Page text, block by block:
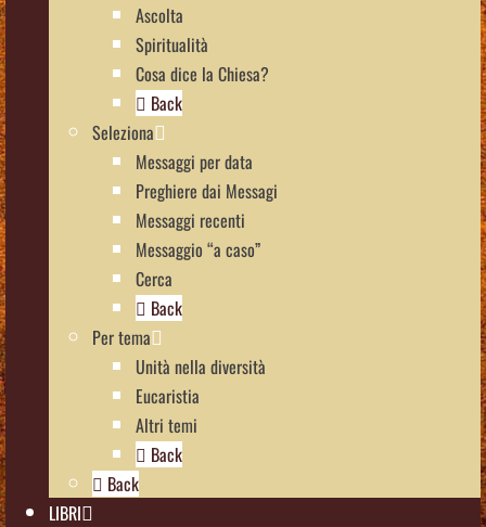
Ascolta
Spiritualità
Cosa dice la Chiesa?
Back
Seleziona
Messaggi per data
Preghiere dai Messagi
Messaggi recenti
Messaggio “a caso”
Cerca
Back
Per tema
Unità nella diversità
Eucaristia
Altri temi
Back
Back
LIBRI